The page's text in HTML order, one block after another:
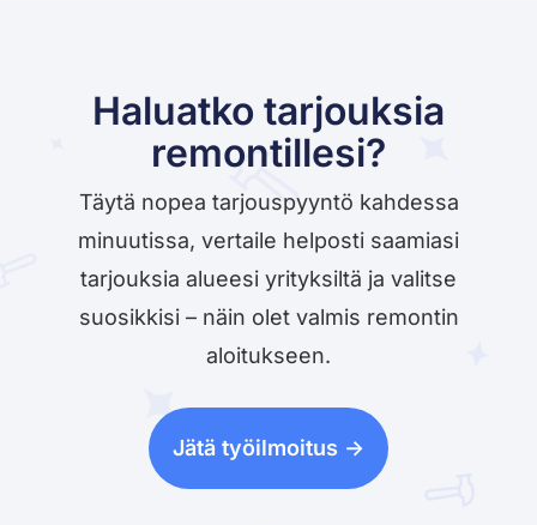
Haluatko tarjouksia
remontillesi?
Täytä nopea tarjouspyyntö kahdessa
minuutissa, vertaile helposti saamiasi
tarjouksia alueesi yrityksiltä ja valitse
suosikkisi – näin olet valmis remontin
aloitukseen.
Jätä työilmoitus ->